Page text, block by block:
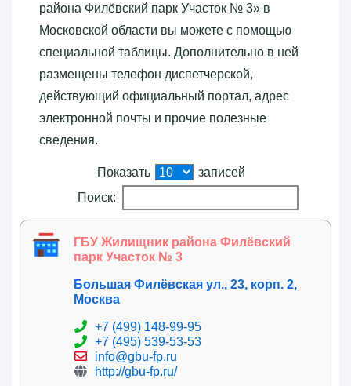
района Филёвский парк Участок № 3»‎ в
Московской области вы можете с помощью
специальной таблицы. Дополнительно в ней
размещены телефон диспетчерской,
действующий официальный портал, адрес
электронной почты и прочие полезные
сведения.
Показать
записей
Поиск:
ГБУ Жилищник района Филёвский
парк Участок № 3
Большая Филёвская ул., 23, корп. 2,
Москва
+7 (499) 148-99-95
+7 (495) 539-53-53
info@gbu-fp.ru
http://gbu-fp.ru/